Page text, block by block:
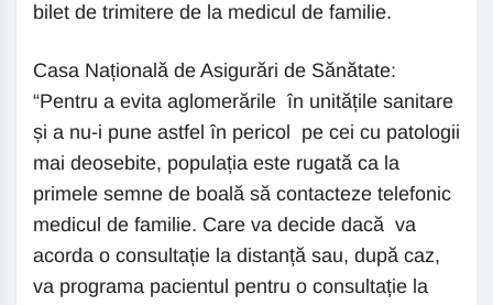
bilet de trimitere de la medicul de familie.
Casa Națională de Asigurări de Sănătate:
“Pentru a evita aglomerările în unitățile sanitare
și a nu-i pune astfel în pericol pe cei cu patologii
mai deosebite, populația este rugată ca la
primele semne de boală să contacteze telefonic
medicul de familie. Care va decide dacă va
acorda o consultație la distanță sau, după caz,
va programa pacientul pentru o consultație la